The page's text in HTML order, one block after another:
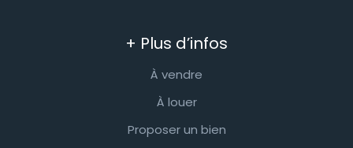
+ Plus d’infos
À vendre
À louer
Proposer un bien